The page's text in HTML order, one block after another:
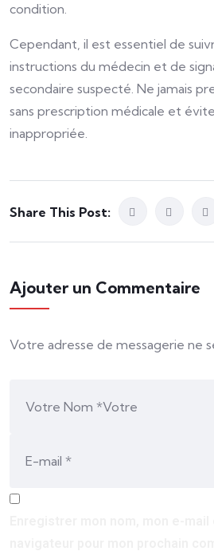
condition.
Cependant, il est essentiel de
instructions du médecin et de
secondaire suspecté. Ne jamais
sans prescription médicale et
inappropriée.
Share This Post:
Ajouter un Commentaire
Votre adresse de messagerie ne